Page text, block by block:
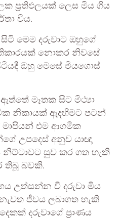
ප්‍රතිඵලයක් ලෙස මිය ගිය
විය.
මෙම දරුවාට ඔහුගේ
නොකර නිවසේ
ඔහු මෙසේ මියගොස්
මෑතක සිට මිථ්‍යා
නිකායක් ඇදහීමට පටන්
මාපියන් එම ආගමික
උපදෙස් අනුව යාඥා
සුව කර ගත හැකි
තිබූ බවකි.
උත්සන්න වී දරුවා මිය
ජීවය ලබාගත හැකි
දරුවාගේ ප්‍රාණය